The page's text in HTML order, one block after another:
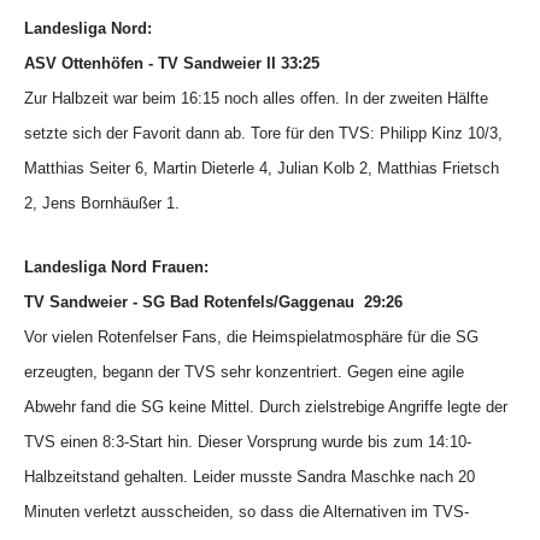
Landesliga Nord:
ASV Ottenhöfen - TV Sandweier II 33:25
Zur Halbzeit war beim 16:15 noch alles offen. In der zweiten Hälfte
setzte sich der Favorit dann ab. Tore für den TVS: Philipp Kinz 10/3,
Matthias Seiter 6, Martin Dieterle 4, Julian Kolb 2, Matthias Frietsch
2, Jens Bornhäußer 1.
Landesliga Nord Frauen:
TV Sandweier - SG Bad Rotenfels/Gaggenau 29:26
Vor vielen Rotenfelser Fans, die Heimspielatmosphäre für die SG
erzeugten, begann der TVS sehr konzentriert. Gegen eine agile
Abwehr fand die SG keine Mittel. Durch zielstrebige Angriffe legte der
TVS einen 8:3-Start hin. Dieser Vorsprung wurde bis zum 14:10-
Halbzeitstand gehalten. Leider musste Sandra Maschke nach 20
Minuten verletzt ausscheiden, so dass die Alternativen im TVS-